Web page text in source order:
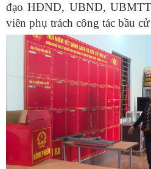
đạo HĐND, UBND,
viên phụ trách công tác bầu cử